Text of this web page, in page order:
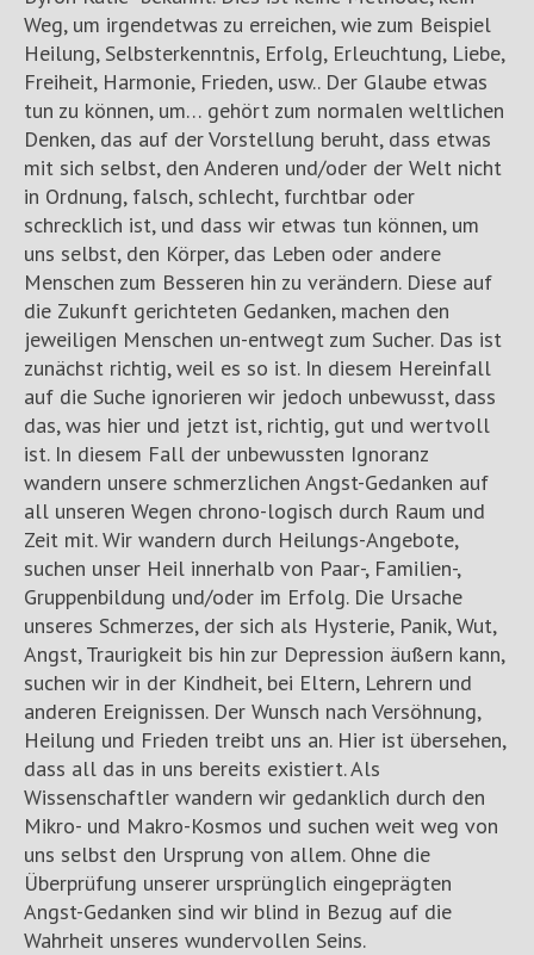
Weg, um irgendetwas zu erreichen, wie zum Beispiel
Heilung, Selbsterkenntnis, Erfolg, Erleuchtung, Liebe,
Freiheit, Harmonie, Frieden, usw.. Der Glaube etwas
tun zu können, um… gehört zum normalen weltlichen
Denken, das auf der Vorstellung beruht, dass etwas
mit sich selbst, den Anderen und/oder der Welt nicht
in Ordnung, falsch, schlecht, furchtbar oder
schrecklich ist, und dass wir etwas tun können, um
uns selbst, den Körper, das Leben oder andere
Menschen zum Besseren hin zu verändern. Diese auf
die Zukunft gerichteten Gedanken, machen den
jeweiligen Menschen un-entwegt zum Sucher. Das ist
zunächst richtig, weil es so ist. In diesem Hereinfall
auf die Suche ignorieren wir jedoch unbewusst, dass
das, was hier und jetzt ist, richtig, gut und wertvoll
ist. In diesem Fall der unbewussten Ignoranz
wandern unsere schmerzlichen Angst-Gedanken auf
all unseren Wegen chrono-logisch durch Raum und
Zeit mit. Wir wandern durch Heilungs-Angebote,
suchen unser Heil innerhalb von Paar-, Familien-,
Gruppenbildung und/oder im Erfolg. Die Ursache
unseres Schmerzes, der sich als Hysterie, Panik, Wut,
Angst, Traurigkeit bis hin zur Depression äußern kann,
suchen wir in der Kindheit, bei Eltern, Lehrern und
anderen Ereignissen. Der Wunsch nach Versöhnung,
Heilung und Frieden treibt uns an. Hier ist übersehen,
dass all das in uns bereits existiert. Als
Wissenschaftler wandern wir gedanklich durch den
Mikro- und Makro-Kosmos und suchen weit weg von
uns selbst den Ursprung von allem. Ohne die
Überprüfung unserer ursprünglich eingeprägten
Angst-Gedanken sind wir blind in Bezug auf die
Wahrheit unseres wundervollen Seins.